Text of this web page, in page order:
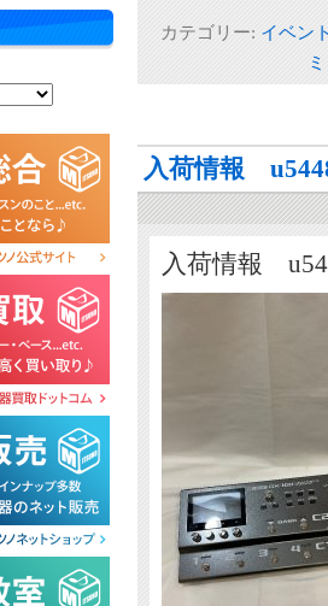
カテゴリー: イベン
入荷情報
入荷情報